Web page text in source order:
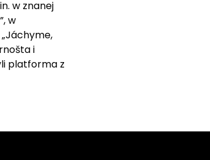
w znanej
w
i
platforma z